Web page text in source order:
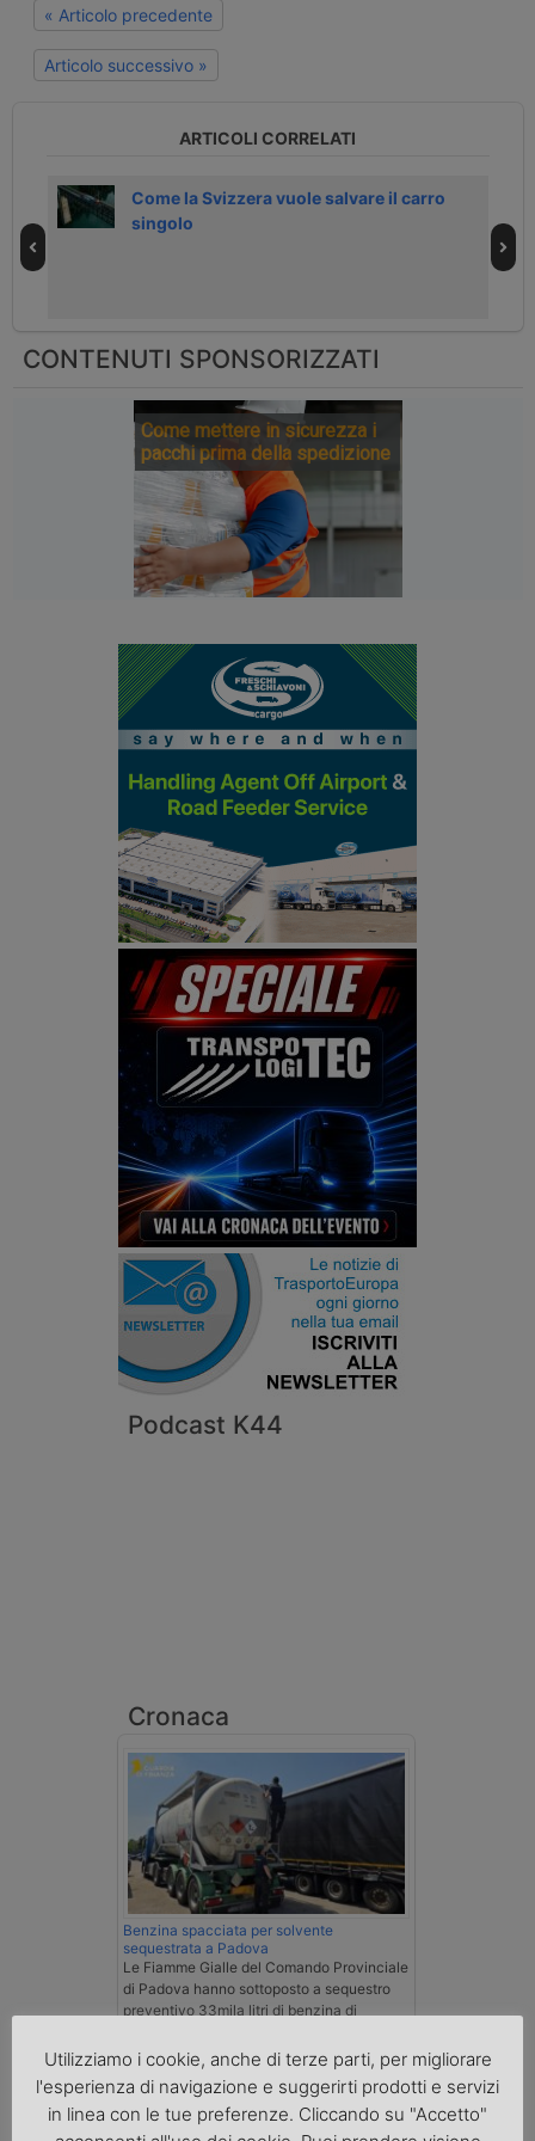
Podcast K44
Cronaca
Benzina spacciata per solvente
sequestrata a Padova
Le Fiamme Gialle del Comando Provinciale
di Padova hanno sottoposto a sequestro
preventivo 33mila litri di benzina di
nei documenti di trasporto, e
l'autoarticolato utilizzato. Denunciato per
contrabbando di prodotti petroliferi il
conducente ungherese del mezzo, fermato
« Articolo precedente
Articolo successivo »
ARTICOLI CORRELATI
Come la Svizzera vuole salvare il carro
singolo
CONTENUTI SPONSORIZZATI
Come mettere in sicurezza i
pacchi prima della spedizione
Utilizziamo i cookie, anche di terze parti, per migliorare
l'esperienza di navigazione e suggerirti prodotti e servizi
in linea con le tue preferenze. Cliccando su "Accetto"